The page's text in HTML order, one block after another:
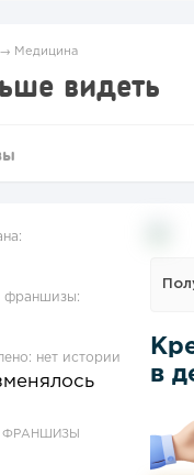
→ Медицина
видеть
франшизы:
нет истории
ФРАНШИЗЫ
в